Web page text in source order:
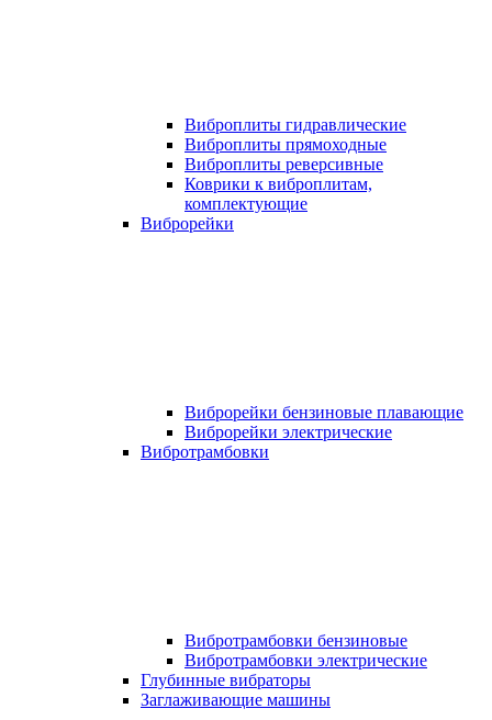
Виброплиты гидравлические
Виброплиты прямоходные
Виброплиты реверсивные
Коврики к виброплитам,
комплектующие
Виброрейки
Виброрейки бензиновые плавающие
Виброрейки электрические
Вибротрамбовки
Вибротрамбовки бензиновые
Вибротрамбовки электрические
Глубинные вибраторы
Заглаживающие машины